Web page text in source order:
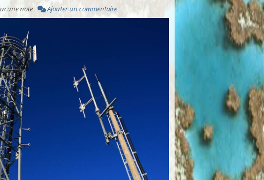
note Ajouter un commentaire